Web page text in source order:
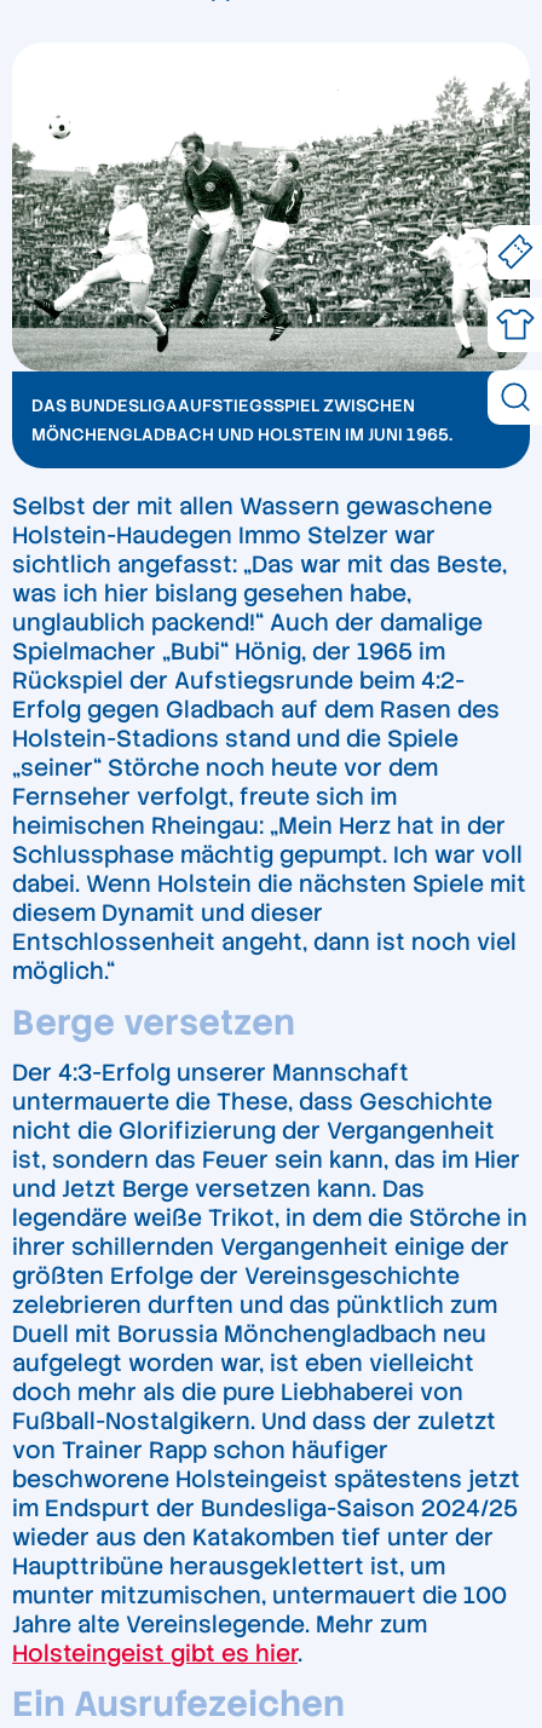
DAS BUNDESLIGAAUFSTIEGSSPIEL ZWISCHEN
MÖNCHENGLADBACH UND HOLSTEIN IM JUNI 1965.
Selbst der mit allen Wassern gewaschene
Holstein-Haudegen Immo Stelzer war
sichtlich angefasst: „Das war mit das Beste,
was ich hier bislang gesehen habe,
unglaublich packend!“ Auch der damalige
Spielmacher „Bubi“ Hönig, der 1965 im
Rückspiel der Aufstiegsrunde beim 4:2-
Erfolg gegen Gladbach auf dem Rasen des
Holstein-Stadions stand und die Spiele
„seiner“ Störche noch heute vor dem
Fernseher verfolgt, freute sich im
heimischen Rheingau: „Mein Herz hat in der
Schlussphase mächtig gepumpt. Ich war voll
dabei. Wenn Holstein die nächsten Spiele mit
diesem Dynamit und dieser
Entschlossenheit angeht, dann ist noch viel
möglich.“
Berge versetzen
Der 4:3-Erfolg unserer Mannschaft
untermauerte die These, dass Geschichte
nicht die Glorifizierung der Vergangenheit
ist, sondern das Feuer sein kann, das im Hier
und Jetzt Berge versetzen kann. Das
legendäre weiße Trikot, in dem die Störche in
ihrer schillernden Vergangenheit einige der
größten Erfolge der Vereinsgeschichte
zelebrieren durften und das pünktlich zum
Duell mit Borussia Mönchengladbach neu
aufgelegt worden war, ist eben vielleicht
doch mehr als die pure Liebhaberei von
Fußball-Nostalgikern. Und dass der zuletzt
von Trainer Rapp schon häufiger
beschworene Holsteingeist spätestens jetzt
im Endspurt der Bundesliga-Saison 2024/25
wieder aus den Katakomben tief unter der
Haupttribüne herausgeklettert ist, um
munter mitzumischen, untermauert die 100
Jahre alte Vereinslegende. Mehr zum
Holsteingeist gibt es hier.
Ein Ausrufezeichen